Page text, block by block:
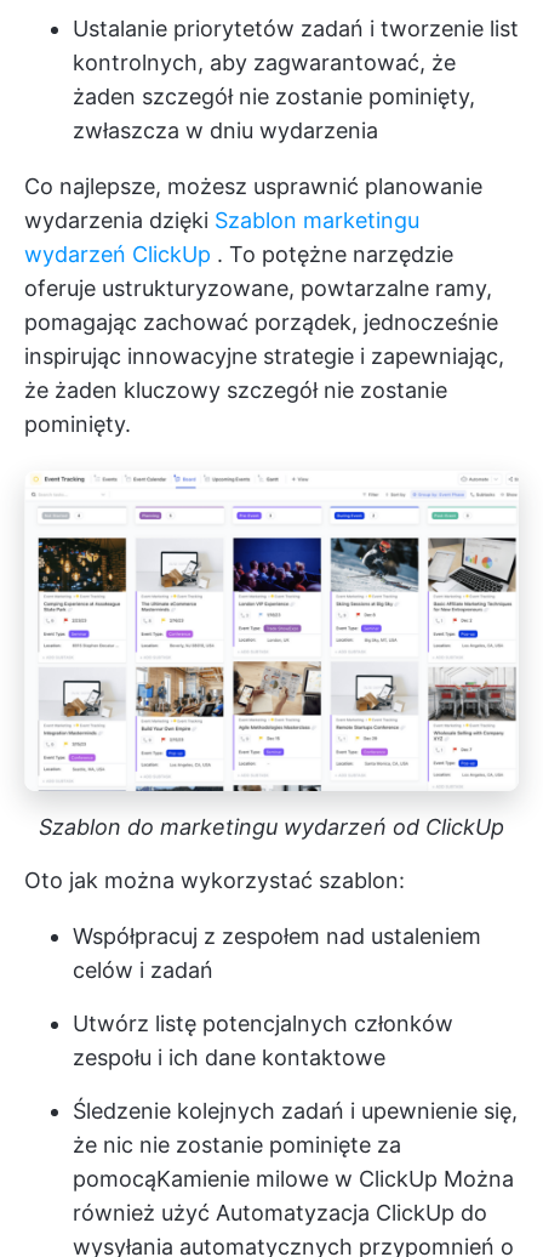
Ustalanie priorytetów zadań i tworzenie list
kontrolnych, aby zagwarantować, że
żaden szczegół nie zostanie pominięty,
zwłaszcza w dniu wydarzenia
Co najlepsze, możesz usprawnić planowanie
wydarzenia dzięki Szablon marketingu
wydarzeń ClickUp . To potężne narzędzie
oferuje ustrukturyzowane, powtarzalne ramy,
pomagając zachować porządek, jednocześnie
inspirując innowacyjne strategie i zapewniając,
że żaden kluczowy szczegół nie zostanie
pominięty.
Szablon do marketingu wydarzeń od ClickUp
Oto jak można wykorzystać szablon:
Współpracuj z zespołem nad ustaleniem
celów i zadań
Utwórz listę potencjalnych członków
zespołu i ich dane kontaktowe
Śledzenie kolejnych zadań i upewnienie się,
że nic nie zostanie pominięte za
pomocąKamienie milowe w ClickUp Można
również użyć Automatyzacja ClickUp do
wysyłania automatycznych przypomnień o